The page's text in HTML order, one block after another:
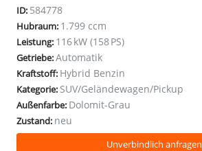
ID: 584778
Hubraum: 1.799 ccm
Leistung: 116 kW (158 PS)
Getriebe:Automatik
Kraftstoff: Hybrid Benzin
Kategorie: SUV/Geländewagen/Pickup
Außenfarbe: Dolomit-Grau
Zustand: neu
Unverbindlich anfragen